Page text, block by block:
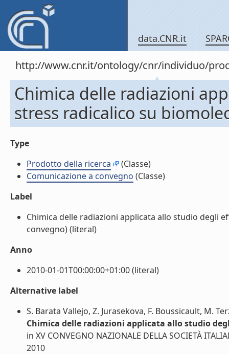
data.CNR.it
http://www.cnr.it/ontology/cnr/individuo/
Chimica delle radiazioni
stress radicalico su
Type
Prodotto della ricerca
(Classe)
Comunicazione a convegno (Classe)
Label
Chimica delle radiazioni applicata allo studio degli
convegno) (literal)
Anno
2010-01-01T00:00:00+01:00 (literal)
Alternative label
S. Barata Vallejo, Z. Jurasekova, F. Boussicault, M.
Chimica delle radiazioni applicata allo studio
in XV CONVEGNO NAZIONALE DELLA SOCIETÀ
2010